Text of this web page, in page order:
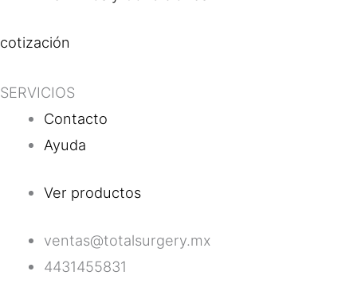
cotización
SERVICIOS
Contacto
Ayuda
Ver productos
ventas@totalsurgery.mx
4431455831